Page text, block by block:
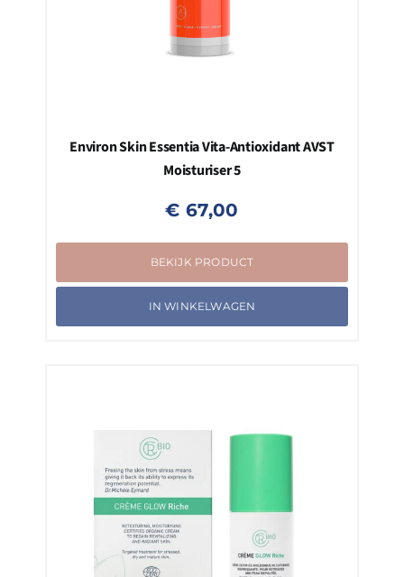
Environ Skin Essentia Vita-Antioxidant AVST
Moisturiser 5
€ 67,00
BEKIJK PRODUCT
IN WINKELWAGEN